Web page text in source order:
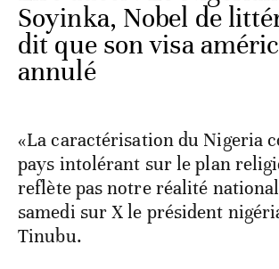
Soyinka, Nobel de
dit que son visa
annulé
«La caractérisation du Nigeria
pays intolérant sur le plan
reflète pas notre réalité
samedi sur X le président
Tinubu.